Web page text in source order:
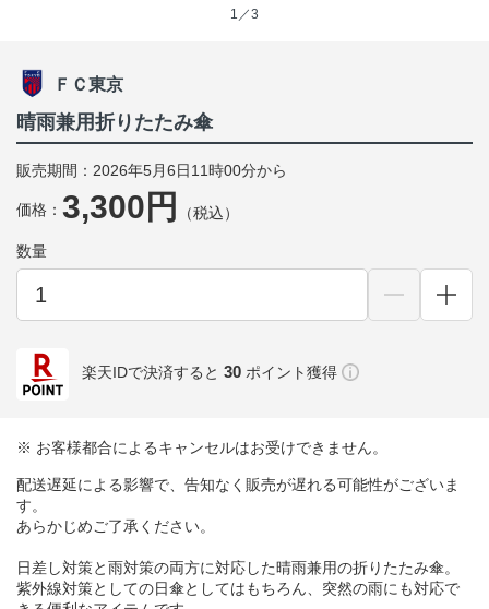
1／3
ＦＣ東京
晴雨兼用折りたたみ傘
販売期間：2026年5月6日11時00分から
価格： 3,300円 （税込）
数量
楽天IDで決済すると 30 ポイント獲得
※ お客様都合によるキャンセルはお受けできません。
配送遅延による影響で、告知なく販売が遅れる可能性がございま
す。
あらかじめご了承ください。
日差し対策と雨対策の両方に対応した晴雨兼用の折りたたみ傘。
紫外線対策としての日傘としてはもちろん、突然の雨にも対応で